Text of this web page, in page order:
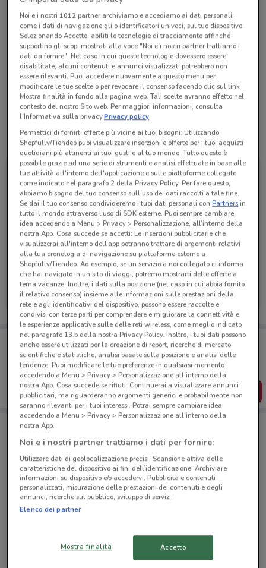
Chiama il negozio
Lunedì n.d.
Martedì n.d.
Mercoledì n.d.
Giovedì n.d.
Venerdì n.d.
Sabato n.d.
Domenica n.d.
06 5919596
De Federicis Felice
Tutte le promozioni di questo negozio
Renault
Porta DoveConviene sempre con te!
Puoi trovare le migliori offerte dei negozi vicino a te,
salvarle e creare la tua lista del risparmio, comodamente
dal tuo cellulare.
SCARICA L’APP
Negozi Renault a Roma
Via Della Lega Lombarda, 54 Roma
Noi e i nostri 1012partner archiviamo e accediamo ai dati personali,
come i dati di navigazione gli o identificatori univoci, sul tuo dispositivo.
Selezionando Accetto, abiliti le tecnologie di tracciamento affinché
supportino gli scopi mostrati alla voce "Noi e i nostri partner trattiamo i
dati da fornire". Nel caso in cui queste tecnologie dovessero essere
disabilitate, alcuni contenuti e annunci visualizzati potrebbero non
essere rilevanti. Puoi accedere nuovamente a questo menu per
modificare le tue scelte o per revocare il consenso facendo clic sul link
Mostra finalità in fondo alla pagina web. Tali scelte avranno effetto nel
contesto del nostro Sito web. Per maggiori informazioni, consulta
l'Informativa sulla privacy.Privacy policy
Permettici di fornirti offerte più vicine ai tuoi bisogni: Utilizzando
Shopfully/Tiendeo puoi visualizzare inserzioni e offerte per i tuoi acquisti
quotidiani più attinenti ai tuoi gusti e al tuo mondo. Tutto questo è
possibile grazie ad una serie di strumenti e analisi effettuate in base alle
tue attività all'interno dell'applicazione e sulle piattaforme collegate,
come indicato nel paragrafo 2 della Privacy Policy. Per fare questo,
abbiamo bisogno del tuo consenso sull'uso dei dati raccolti a tale fine.
Se dai il tuo consenso condivideremo i tuoi dati personali conPartnersin
tutto il mondo attraverso l’uso di SDK esterne. Puoi sempre cambiare
idea accedendo a Menu > Privacy > Personalizzazione, all’interno della
nostra App. Cosa succede se accetti: Le inserzioni pubblicitarie che
visualizzerai all'interno dell’app potranno trattare di argomenti relativi
alla tua cronologia di navigazione su piattaforme esterne a
Shopfully/Tiendeo. Ad esempio, se un servizio a noi collegato ci informa
che hai navigato in un sito di viaggi, potremo mostrarti delle offerte a
tema vacanze. Inoltre, i dati sulla posizione (nel caso in cui abbia fornito
il relativo consenso) insieme alle informazioni sulle prestazioni della
rete e agli identificativi del dispositivo, possono essere raccolte e
condivisi con terze parti per comprendere e migliorare la connettività e
le esperienze applicative sulle delle reti wireless, come meglio indicato
nel paragrafo 13.b della nostra Privacy Policy. Inoltre, i tuoi dati possono
anche essere utilizzati per la creazione di report, ricerche di mercato,
scientifiche e statistiche, analisi basate sulla posizione e analisi delle
tendenze. Puoi modificare le tue preferenze in qualsiasi momento
accedendo a Menu > Privacy > Personalizzazione all'interno della
nostra App. Cosa succede se rifiuti: Continuerai a visualizzare annunci
pubblicitari, ma riguarderanno argomenti generici e probabilmente non
saranno rilevanti per i tuoi interessi. Potrai sempre cambiare idea
accedendo a Menu > Privacy > Personalizzazione all'interno della
nostra App.
Noi e i nostri partner trattiamo i dati per fornire:
Utilizzare dati di geolocalizzazione precisi. Scansione attiva delle
caratteristiche del dispositivo ai fini dell’identificazione. Archiviare
informazioni su dispositivo e/o accedervi. Pubblicità e contenuti
personalizzati, misurazione delle prestazioni dei contenuti e degli
annunci, ricerche sul pubblico, sviluppo di servizi.
Elenco dei partner
Mostra finalità Accetto